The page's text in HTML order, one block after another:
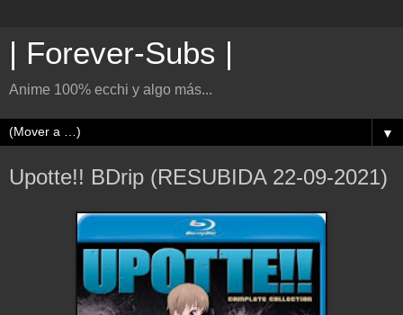
| Forever-Subs |
Anime 100% ecchi y algo más...
▼
Upotte!! BDrip (RESUBIDA 22-09-2021)